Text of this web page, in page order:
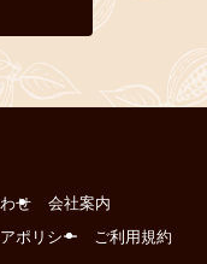
せ
会社案内
ポリシー ご利用規約